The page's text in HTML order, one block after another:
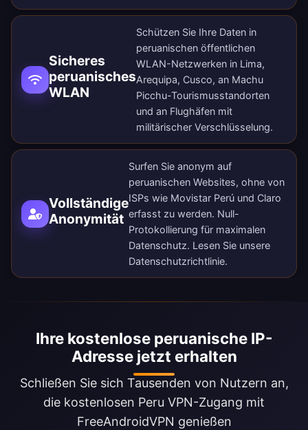
Sicheres
peruanisches
WLAN
Schützen Sie Ihre Daten in
peruanischen öffentlichen
WLAN-Netzwerken in Lima,
Arequipa, Cusco, an Machu
Picchu-Tourismusstandorten
und an Flughäfen mit
militärischer Verschlüsselung.
Vollständige
Anonymität
Surfen Sie anonym auf
peruanischen Websites, ohne von
ISPs wie Movistar Perú und Claro
erfasst zu werden. Null-
Protokollierung für maximalen
Datenschutz. Lesen Sie unsere
Datenschutzrichtlinie.
Ihre kostenlose peruanische IP-
Adresse jetzt erhalten
Schließen Sie sich Tausenden von Nutzern an,
die kostenlosen Peru VPN-Zugang mit
FreeAndroidVPN genießen